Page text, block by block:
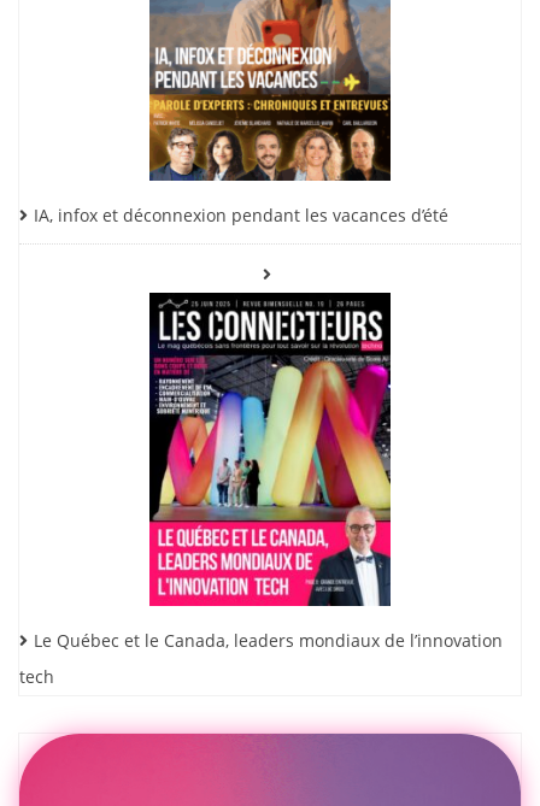
IA, infox et déconnexion pendant les vacances d’été
Le Québec et le Canada, leaders mondiaux de l’innovation
tech